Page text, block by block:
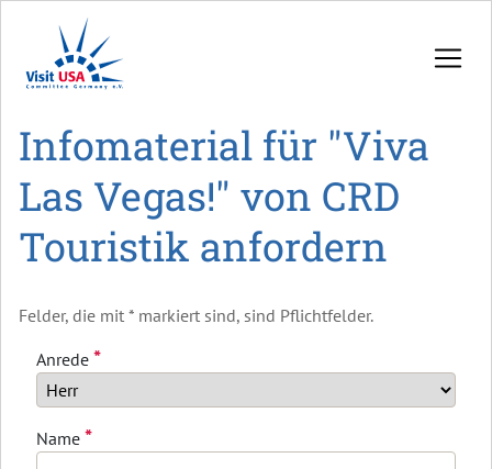
Infomaterial für "Viva
Las Vegas!" von CRD
Touristik anfordern
Felder, die mit * markiert sind, sind Pflichtfelder.
Anrede *
Name *